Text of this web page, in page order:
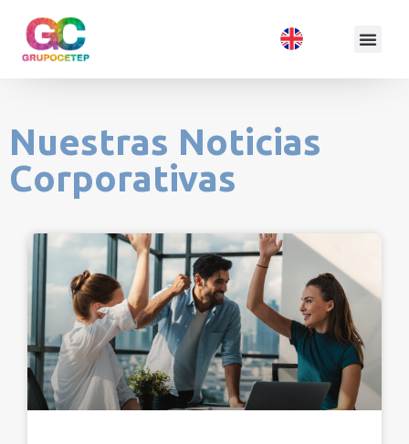
Nuestras Noticias
Corporativas